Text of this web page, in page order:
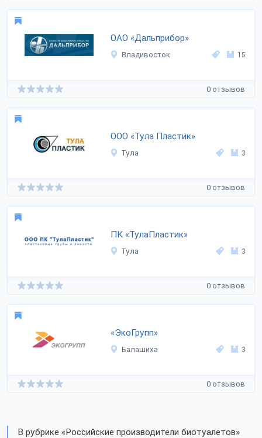
ОАО «Дальприбор»
Владивосток 15
0 отзывов
ООО «Тула Пластик»
Тула 3
0 отзывов
ПК «ТулаПластик»
Тула 3
0 отзывов
«ЭкоГрупп»
Балашиха 3
0 отзывов
В рубрике «Российские производители биотуалетов»